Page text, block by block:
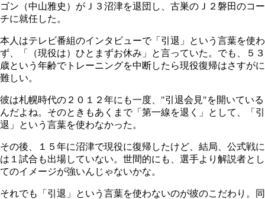
ゴン（中山雅史）がＪ３沼津を退団し、古巣のＪ２磐田のコー
チに就任した。
本人はテレビ番組のインタビューで「引退」という言葉を使わ
ず、「（現役は）ひとまずお休み」と言っていた。でも、５３
歳という年齢でトレーニングを中断したら現役復帰はさすがに
難しい。
彼は札幌時代の２０１２年にも一度、"引退会見"を開いている
んだよね。そのときもあくまで「第一線を退く」として、「引
退」という言葉を使わなかった。
その後、１５年に沼津で現役に復帰したけど、結局、公式戦に
は１試合も出場していない。世間的にも、選手より解説者とし
てのイメージが強いんじゃないかな。
それでも「引退」という言葉を使わないのが彼のこだわり。同